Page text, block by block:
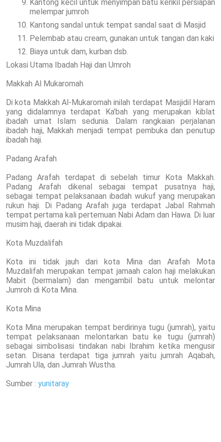
Kantong kecil untuk menyimpan batu kerikil persiapan
melempar jumroh
Kantong sandal untuk tempat sandal saat di Masjid
Pelembab atau cream, gunakan untuk tangan dan kaki
Biaya untuk dam, kurban dsb.
Lokasi Utama Ibadah Haji dan Umroh
Makkah Al Mukaromah
Di kota Makkah Al-Mukaromah inilah terdapat Masjidil Haram
yang didalamnya terdapat Ka’bah yang merupakan kiblat
ibadah umat Islam sedunia. Dalam rangkaian perjalanan
ibadah haji, Makkah menjadi tempat pembuka dan penutup
ibadah haji.
Padang Arafah
Padang Arafah terdapat di sebelah timur Kota Makkah.
Padang Arafah dikenal sebagai tempat pusatnya haji,
sebagai tempat pelaksanaan ibadah wukuf yang merupakan
rukun haji. Di Padang Arafah juga terdapat Jabal Rahmah
tempat pertama kali pertemuan Nabi Adam dan Hawa. Di luar
musim haji, daerah ini tidak dipakai.
Kota Muzdalifah
Kota ini tidak jauh dari kota Mina dan Arafah Mota
Muzdalifah merupakan tempat jamaah calon haji melakukan
Mabit (bermalam) dan mengambil batu untuk melontar
Jumroh di Kota Mina.
Kota Mina
Kota Mina merupakan tempat berdirinya tugu (jumrah), yaitu
tempat pelaksanaan melontarkan batu ke tugu (jumrah)
sebagai simbolisasi tindakan nabi Ibrahim ketika mengusir
setan. Disana terdapat tiga jumrah yaitu jumrah Aqabah,
Jumrah Ula, dan Jumrah Wustha.
Sumber : yunitaray